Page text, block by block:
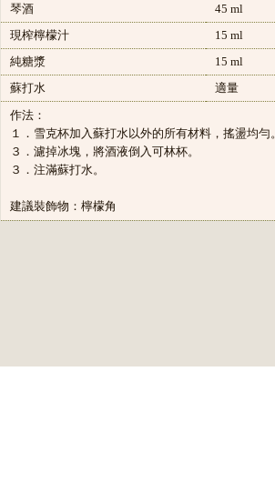
琴酒
45 ml
現榨檸檬汁
15 ml
純糖漿
15 ml
蘇打水
適量
作法：
１．雪克杯加入蘇打水以外的所有材料，搖盪均勻。
３．濾掉冰塊，將酒液倒入可林杯。
３．注滿蘇打水。
建議裝飾物：檸檬角